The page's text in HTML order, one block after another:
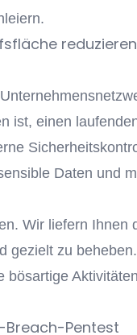
ist, einen
Daten und
Wir liefern Ihnen
gezielt zu
Pentest